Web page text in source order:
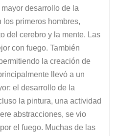
desarrollo de la
primeros hombres,
del cerebro y la mente. Las
con fuego. También
la creación de
llevó a un
el desarrollo de la
la pintura, una actividad
abstracciones, se vio
el fuego. Muchas de las